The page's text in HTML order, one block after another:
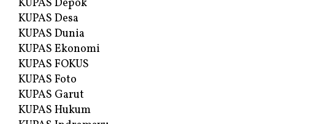
KUPAS Depok
KUPAS Desa
KUPAS Dunia
KUPAS Ekonomi
KUPAS FOKUS
KUPAS Foto
KUPAS Garut
KUPAS Hukum